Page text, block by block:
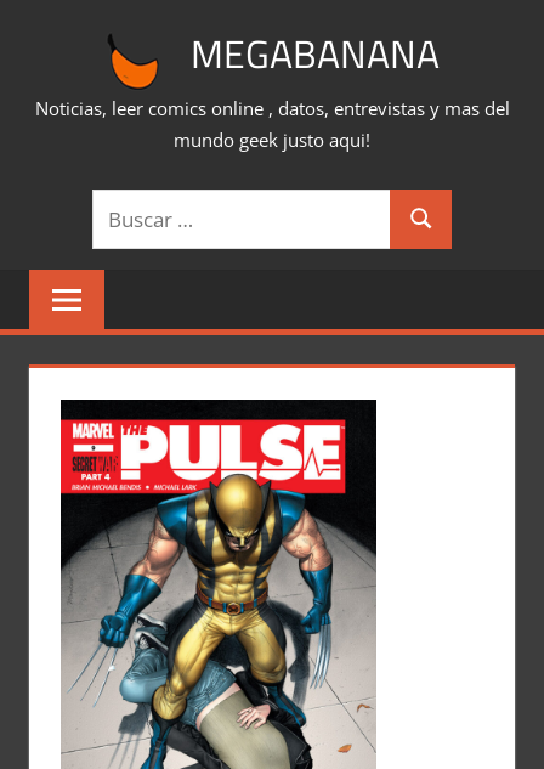
MEGABANANA
Noticias, leer comics online , datos, entrevistas y mas del
mundo geek justo aqui!
Buscar:
Buscar